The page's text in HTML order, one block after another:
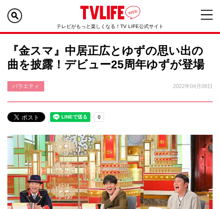
テレビがもっと楽しくなる！TV LIFE公式サイト
『金スマ』中居正広とゆずの思い出の
曲を披露！デビュー25周年ゆずが登場
バラエティ 2022年04月08日